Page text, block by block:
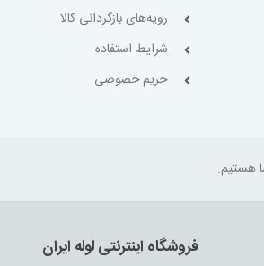
رویه‌های بازگردانی کالا
شرایط استفاده
حریم خصوصی
فروشگاه اینترنتی لوله ایران